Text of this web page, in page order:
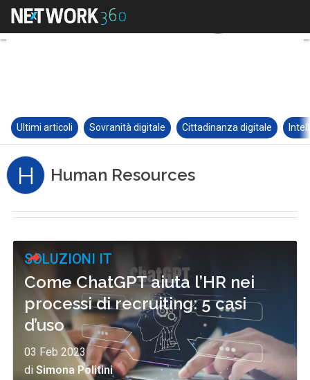
Ultimi articoli Sovranità digitale Cittadinanza digitale
H Human Resources
SOLUZIONI IT
Come ChatGPT aiuta l’HR nei
processi di recruiting: 5 casi
d’uso
03 Feb 2023
diSimona Politini